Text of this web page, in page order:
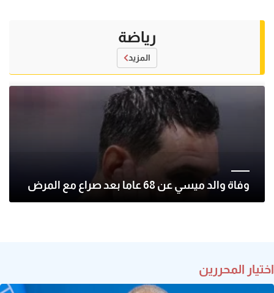
رياضة
المزيد
وفاة والد ميسي عن 68 عاما بعد صراع مع المرض
اختيار المحررين